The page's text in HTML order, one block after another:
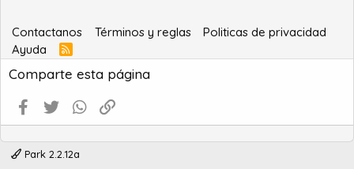
Contactanos Términos y reglas
Politicas de privacidad
Ayuda
R
S
S
Comparte esta página
Facebook
Twitter WhatsApp
Park 2.2.12a